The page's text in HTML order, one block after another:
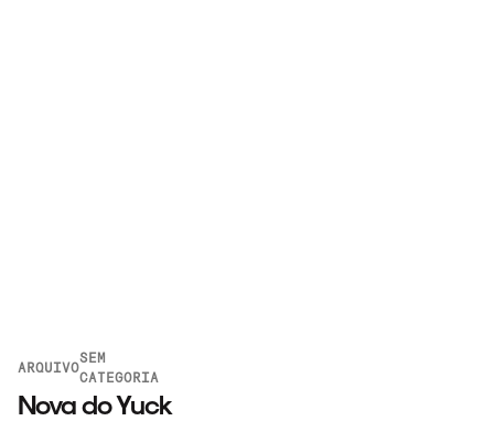
ARQUIVO
SEM
CATEGORIA
Nova do Yuck